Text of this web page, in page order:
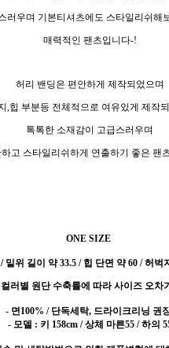
러우며 기본티셔츠에도 스타일리쉬해
매력적인 팬츠입니다-!
허리 밴딩은 편안하게 제작되었으며
,힙 부분등 전체적으로 여유있게 제작
톡톡한 소재감이 고급스러우며
고 스타일리쉬하게 연출하기 좋은 팬
ONE SIZE
밑위 길이 약 33.5 / 힙 단면 약 60 / 허
러별 원단 수축률에 따라 사이즈 오차
- 면100% / 단독세탁, 드라이크리닝 권
- 모델 : 키 158cm / 상체 마른55 / 하의